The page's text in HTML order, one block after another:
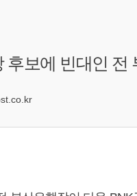
후보에 빈대인 전